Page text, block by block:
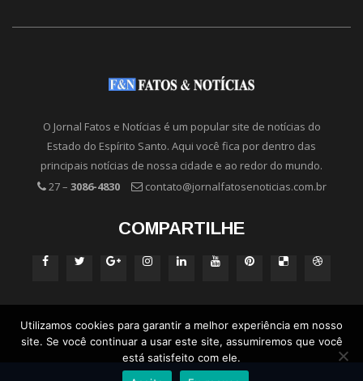
O Jornal Fatos e Notícias é um popular site de notícias do
Estado do Espírito Santo. Aqui você fica por dentro das
principais notícias de nossa cidade e ao redor do mundo.
27 – 3086-4830 contato@jornalfatosenoticias.com.br
COMPARTILHE
Utilizamos cookies para garantir a melhor experiência em nosso
site. Se você continuar a usar este site, assumiremos que você
está satisfeito com ele.